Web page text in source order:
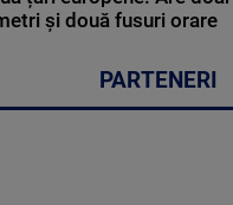
și două fusuri orare
PARTENERI